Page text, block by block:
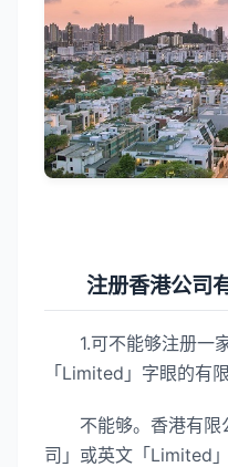
注册香港公司有
1.可不能够注册一
「Limited」字眼的有
不能够。香港有限
司」或英文「Limited